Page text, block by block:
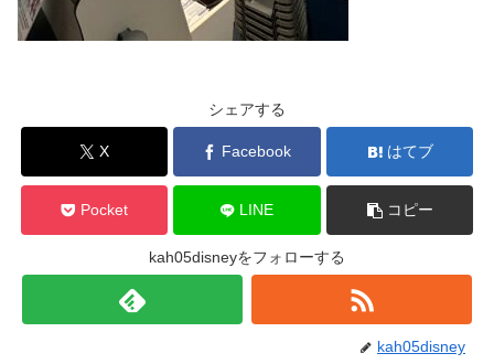
シェアする
X Facebook はてブ
Pocket LINE コピー
kah05disneyをフォローする
kah05disney